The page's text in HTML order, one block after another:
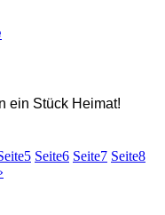
ein Stück Heimat!
5 Seite6 Seite7 Seite8